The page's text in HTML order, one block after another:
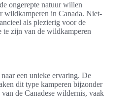
ongerepte natuur willen
wildkamperen in Canada. Niet-
als plezierig voor de
te zijn van de wildkamperen
een unieke ervaring. De
dit type kamperen bijzonder
de Canadese wildernis, vaak